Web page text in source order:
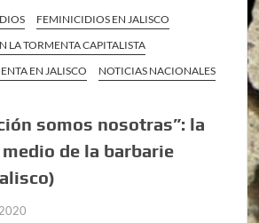
FEMINICIDIOS EN JALISCO
LA TORMENTA CAPITALISTA
EN JALISCO
NOTICIAS NACIONALES
somos nosotras”: la
de la barbarie